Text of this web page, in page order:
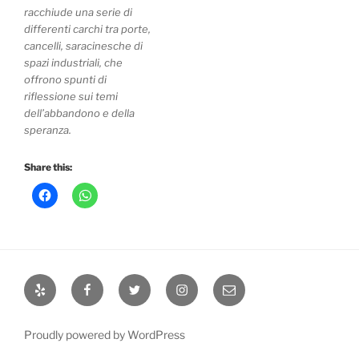
racchiude una serie di
differenti carchi tra porte,
cancelli, saracinesche di
spazi industriali, che
offrono spunti di
riflessione sui temi
dell’abbandono e della
speranza.
Share this:
Yelp FacebookTwitter InstagramEmail
Proudly powered by WordPress